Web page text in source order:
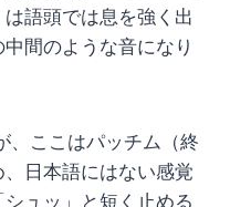
語頭では息を強く出
間のような音になり
、ここはパッチム（終
日本語にはない感覚
ュッ」と短く止める